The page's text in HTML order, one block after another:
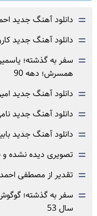
= دانلود آهنگ جدید
= دانلود آهنگ جدید
= سفر به گذشته؛
همسرش؛ دهه 90
= دانلود آهنگ جدید
= دانلود آهنگ جدید
= دانلود آهنگ جدید
= تصویری دیده نشده
= تقدیر از مصطفی
=
سال 53